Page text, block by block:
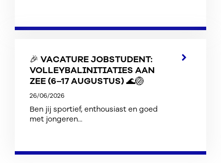
🎉 VACATURE JOBSTUDENT:
VOLLEYBALINITIATIES AAN
ZEE (6–17 AUGUSTUS) 🌊🏐
26/06/2026
Ben jij sportief, enthousiast en goed
met jongeren...